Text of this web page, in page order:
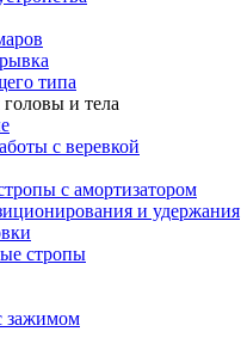
типа
и тела
с веревкой
с амортизатором
и удержания
стропы
зажимом